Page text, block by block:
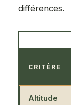
différences.
CRITÈRE
Altitude